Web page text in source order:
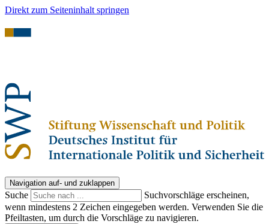
Direkt zum Seiteninhalt springen
Navigation auf- und zuklappen
Suche
Suchvorschläge erscheinen,
wenn mindestens 2 Zeichen eingegeben werden. Verwenden Sie die
Pfeiltasten, um durch die Vorschläge zu navigieren.